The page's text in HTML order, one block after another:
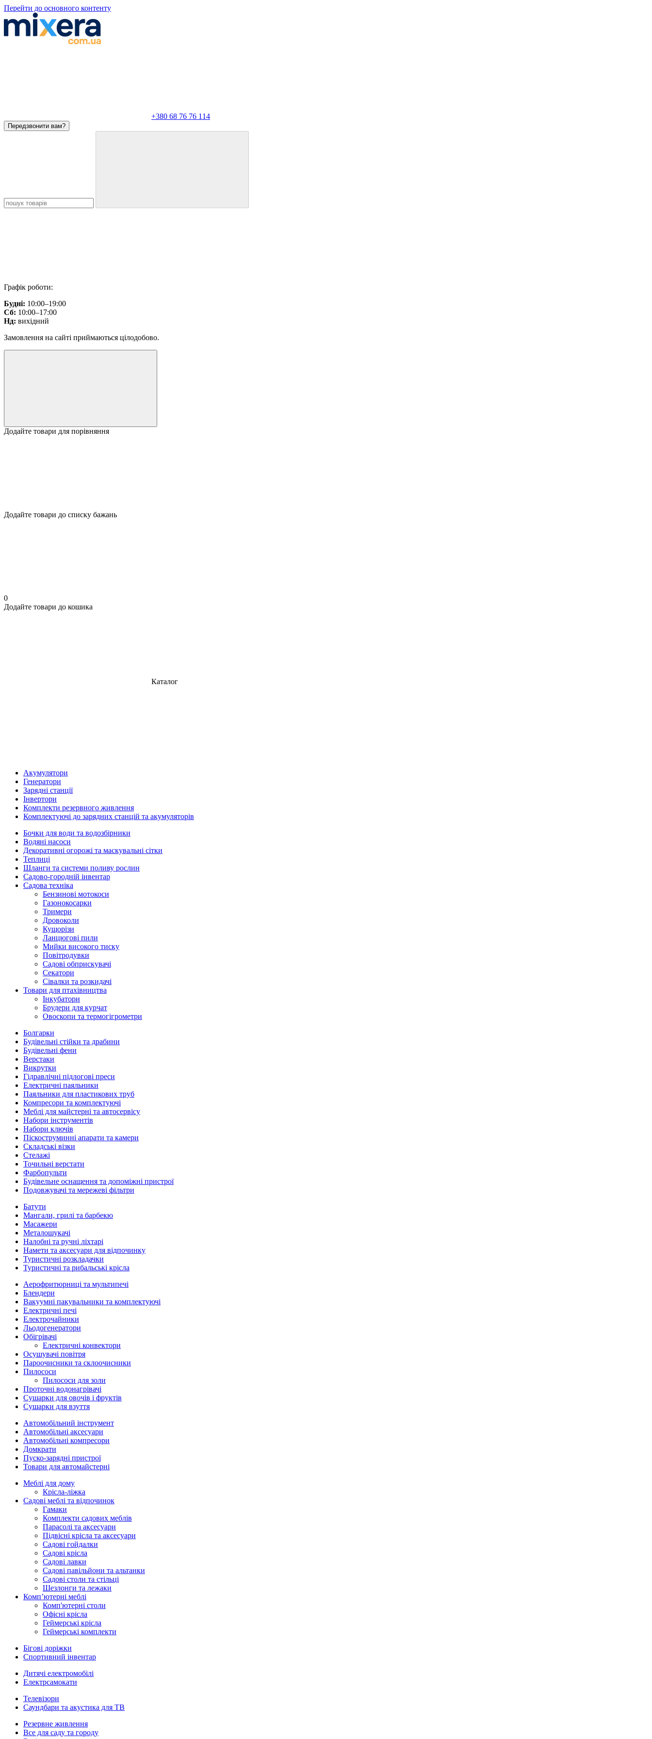
Перейти до основного контенту
+380 68 76 76 114
Передзвонити вам?
Графік роботи:
Будні: 10:00–19:00
Сб: 10:00–17:00
Нд: вихідний
Замовлення на сайті приймаються цілодобово.
Додайте товари для порівняння
Додайте товари до списку бажань
0
Додайте товари до кошика
Каталог
Акумулятори
Генератори
Зарядні станції
Інвертори
Комплекти резервного живлення
Комплектуючі до зарядних станцій та акумуляторів
Бочки для води та водозбірники
Водяні насоси
Декоративні огорожі та маскувальні сітки
Теплиці
Шланги та системи поливу рослин
Садово-городній інвентар
Садова техніка
Бензинові мотокоси
Газонокосарки
Тримери
Дровоколи
Кущорізи
Ланцюгові пили
Мийки високого тиску
Повітродувки
Садові обприскувачі
Секатори
Сівалки та розкидачі
Товари для птахівництва
Інкубатори
Брудери для курчат
Овоскопи та термогігрометри
Болгарки
Будівельні стійки та драбини
Будівельні фени
Верстаки
Викрутки
Гідравлічні підлогові преси
Електричні паяльники
Паяльники для пластикових труб
Компресори та комплектуючі
Меблі для майстерні та автосервісу
Набори інструментів
Набори ключів
Піскоструминні апарати та камери
Складські візки
Стелажі
Точильні верстати
Фарбопульти
Будівельне оснащення та допоміжні пристрої
Подовжувачі та мережеві фільтри
Батути
Мангали, грилі та барбекю
Масажери
Металошукачі
Налобні та ручні ліхтарі
Намети та аксесуари для відпочинку
Туристичні розкладачки
Туристичні та рибальські крісла
Аерофритюрниці та мультипечі
Блендери
Вакуумні пакувальники та комплектуючі
Електричні печі
Електрочайники
Льодогенератори
Обігрівачі
Електричні конвектори
Осушувачі повітря
Пароочисники та склоочисники
Пилососи
Пилососи для золи
Проточні водонагрівачі
Сушарки для овочів і фруктів
Сушарки для взуття
Автомобільний інструмент
Автомобільні аксесуари
Автомобільні компресори
Домкрати
Пуско-зарядні пристрої
Товари для автомайстерні
Меблі для дому
Крісла-ліжка
Садові меблі та відпочинок
Гамаки
Комплекти садових меблів
Парасолі та аксесуари
Підвісні крісла та аксесуари
Садові гойдалки
Садові крісла
Садові лавки
Садові павільйони та альтанки
Садові столи та стільці
Шезлонги та лежаки
Комп’ютерні меблі
Комп'ютерні столи
Офісні крісла
Геймерські крісла
Геймерські комплекти
Бігові доріжки
Спортивний інвентар
Дитячі електромобілі
Електрсамокати
Телевізори
Саундбари та акустика для ТВ
Резервне живлення
Все для саду та городу